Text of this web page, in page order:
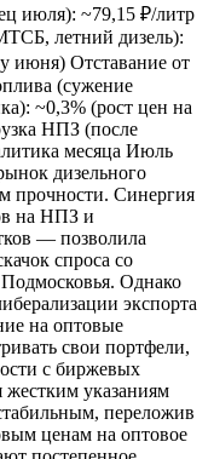
июля): ~79,15 ₽/литр
летний дизель):
июня) Отставание от
(сужение
~0,3% (рост цен на
НПЗ (после
месяца Июль
дизельного
прочности. Синергия
на НПЗ и
— позволила
спроса со
Однако
экспорта
на оптовые
свои портфели,
с биржевых
жестким указаниям
переложив
ценам на оптовое